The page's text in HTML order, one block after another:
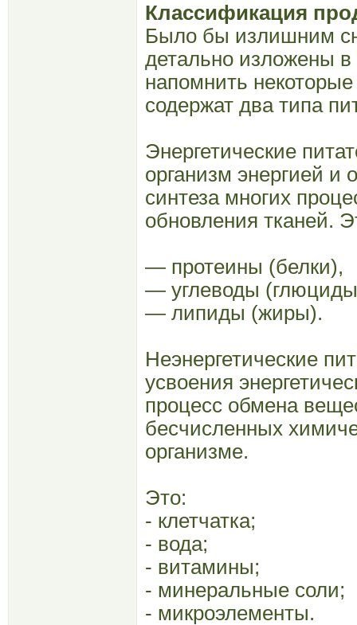
Классификация
Было бы излишним
детально изложены в
напомнить
содержат два типа
Энергетические
организм энергией
синтеза многих
обновления тканей.
— протеины (белки),
— углеводы
— липиды (жиры).
Неэнергетические
усвоения
процесс обмена
бесчисленных
организме.
Это:
- клетчатка;
- вода;
- витамины;
- минеральные соли;
- микроэлементы.